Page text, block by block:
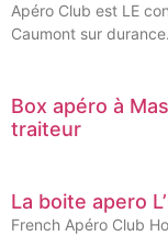
Apéro Club est LE
Caumont sur
Box apéro à
traiteur
La boite apero
French Apéro Club